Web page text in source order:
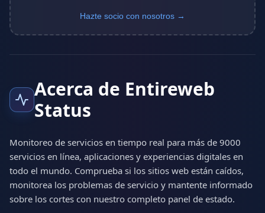
Hazte socio con nosotros →
Acerca de Entireweb
Status
Monitoreo de servicios en tiempo real para más de 9000
servicios en línea, aplicaciones y experiencias digitales en
todo el mundo. Comprueba si los sitios web están caídos,
monitorea los problemas de servicio y mantente informado
sobre los cortes con nuestro completo panel de estado.